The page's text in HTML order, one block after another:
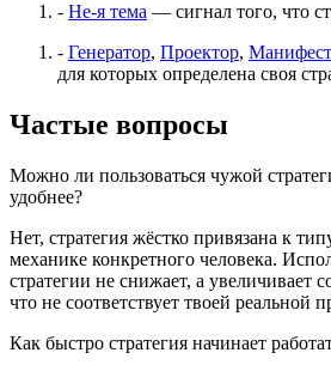
- Не-я тема — сигнал того, что
- Генератор, Проектор,
для которых определена своя
Частые вопросы
Можно ли пользоваться чужой
удобнее?
Нет, стратегия жёстко привязана к
механике конкретного человека.
стратегии не снижает, а увеличивает
что не соответствует твоей реальной
Как быстро стратегия начинает